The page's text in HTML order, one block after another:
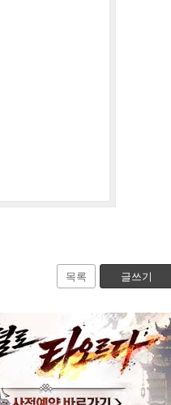
목록 글쓰기